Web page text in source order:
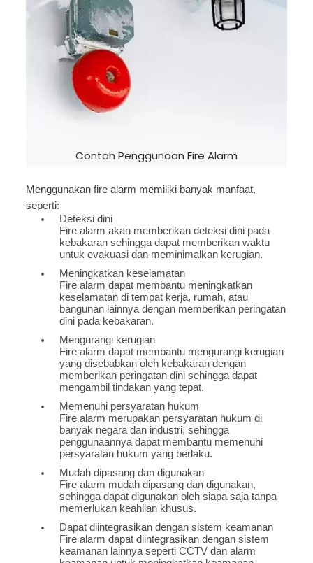
Contoh Penggunaan Fire Alarm
Menggunakan fire alarm memiliki banyak manfaat,
seperti:
Deteksi dini
Fire alarm akan memberikan deteksi dini pada
kebakaran sehingga dapat memberikan waktu
untuk evakuasi dan meminimalkan kerugian.
Meningkatkan keselamatan
Fire alarm dapat membantu meningkatkan
keselamatan di tempat kerja, rumah, atau
bangunan lainnya dengan memberikan peringatan
dini pada kebakaran.
Mengurangi kerugian
Fire alarm dapat membantu mengurangi kerugian
yang disebabkan oleh kebakaran dengan
memberikan peringatan dini sehingga dapat
mengambil tindakan yang tepat.
Memenuhi persyaratan hukum
Fire alarm merupakan persyaratan hukum di
banyak negara dan industri, sehingga
penggunaannya dapat membantu memenuhi
persyaratan hukum yang berlaku.
Mudah dipasang dan digunakan
Fire alarm mudah dipasang dan digunakan,
sehingga dapat digunakan oleh siapa saja tanpa
memerlukan keahlian khusus.
Dapat diintegrasikan dengan sistem keamanan
Fire alarm dapat diintegrasikan dengan sistem
keamanan lainnya seperti CCTV dan alarm